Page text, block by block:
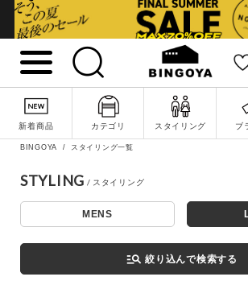
新着商品 カテゴリ スタイリング ブ
詳細検索
キーワード
BINGOYA スタイリング一覧
STYLING
MENS
manage_search 絞り込んで検索する